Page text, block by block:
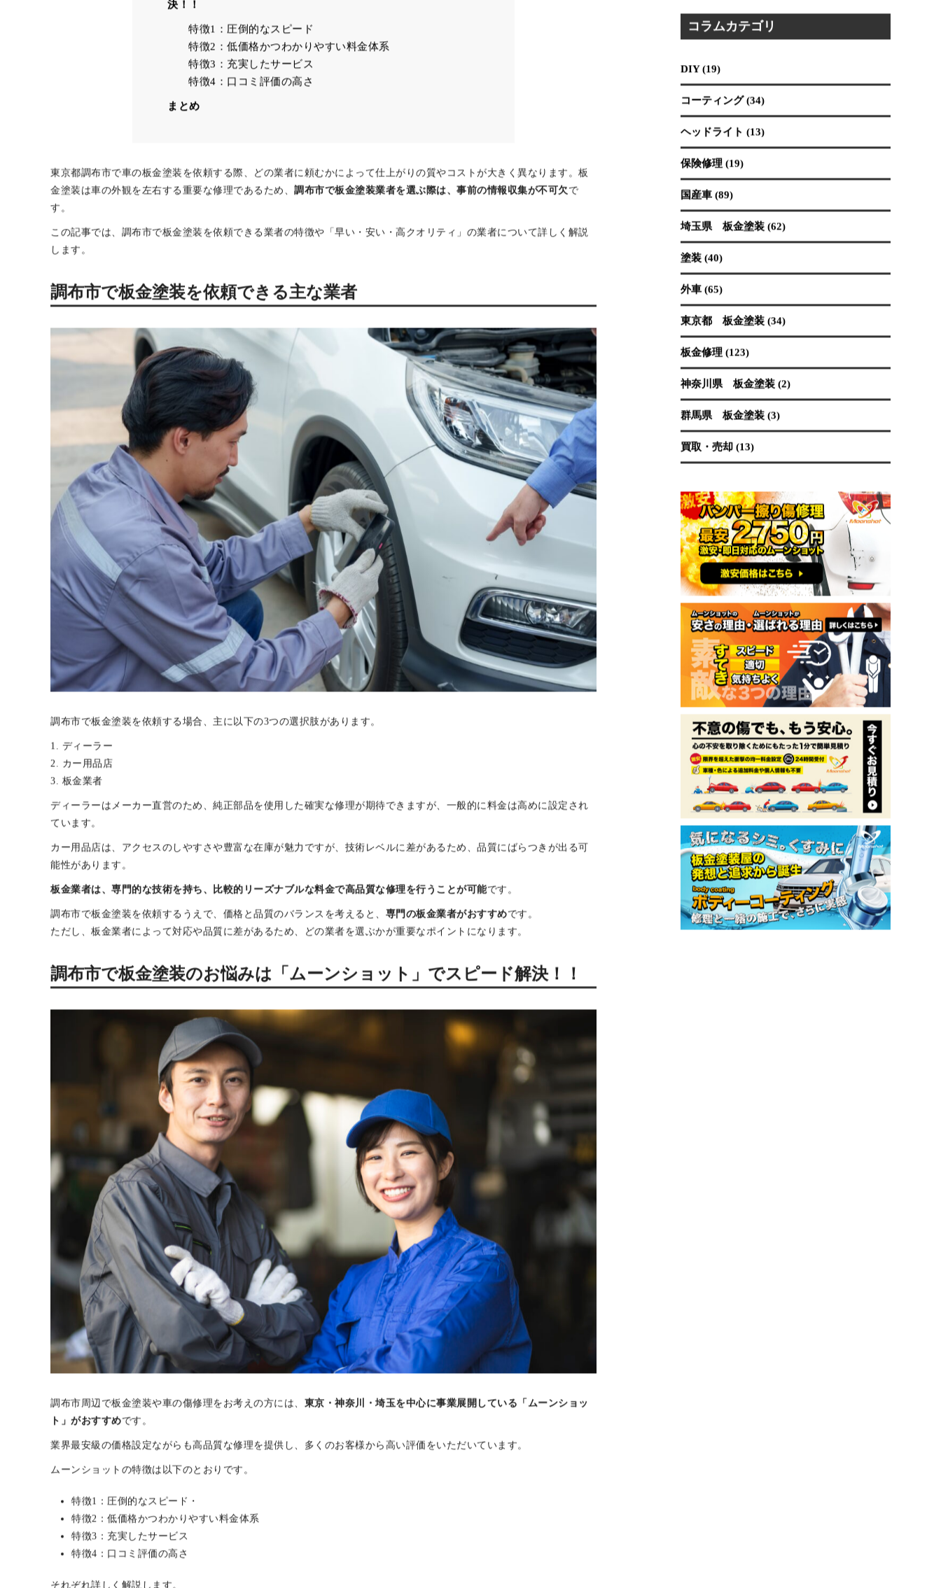
目次
決！！
特徴3：充実したサービス
まとめ
東京都調布市で車の板金塗装を依頼する際、どの業者に頼むかによって仕上がりの質やコストが大きく異なります。板
金塗装は車の外観を左右する重要な修理であるため、
調布市で板金塗装業者を選ぶ際は、事前の情報収集が不可欠
で
この記事では、調布市で板金塗装を依頼できる業者の特徴や「早い・安い・高クオリティ」の業者について詳しく解説
調布市で板金塗装を依頼できる主な業者
調布市で板金塗装を依頼する場合、主に以下の3つの選択肢があります。
1. ディーラー
2. カー用品店
ディーラーはメーカー直営のため、純正部品を使用した確実な修理が期待できますが、一般的に料金は高めに設定され
カー用品店は、アクセスのしやすさや豊富な在庫が魅力ですが、技術レベルに差があるため、品質にばらつきが出る可
板金業者は、専門的な技術を持ち、比較的リーズナブルな料金で高品質な修理を行うことが可能
調布市で板金塗装を依頼するうえで、価格と品質のバランスを考えると、 専門の板金業者がおすすめ
ただし、板金業者によって対応や品質に差があるため、どの業者を選ぶかが重要なポイントになります。
調布市で板金塗装のお悩みは「ムーンショット」でスピード解決！！
調布市周辺で板金塗装や車の傷修理をお考えの方には、
2026.07.30
吉川市は、東に江戸川、西に中川が流れ、市内にも
大場川が通る「川のまち」です。市外へ出る際には
橋を経...
コラムカテゴリ
DIY (19)
コーティング (34)
ヘッドライト (13)
保険修理 (19)
国産車 (89)
埼玉県 板金塗装 (62)
塗装 (40)
外車 (65)
東京都 板金塗装 (34)
板金修理 (123)
神奈川県 板金塗装 (2)
群馬県 板金塗装 (3)
買取・売却 (13)